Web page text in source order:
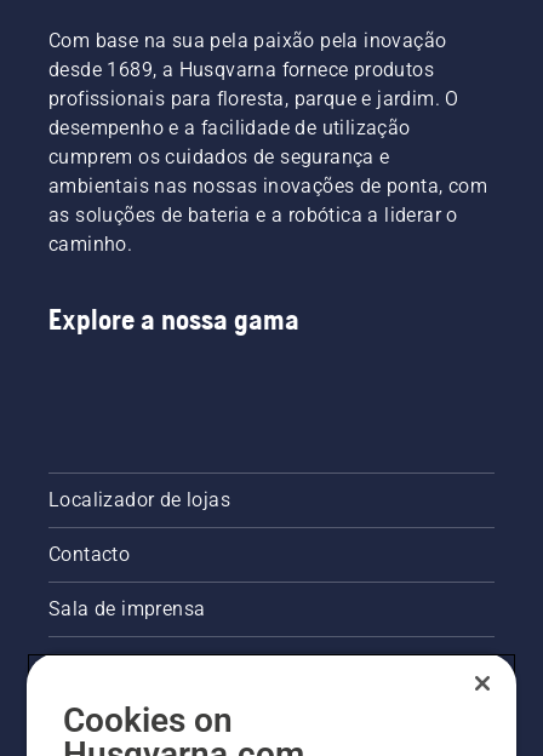
Com base na sua pela paixão pela inovação
desde 1689, a Husqvarna fornece produtos
profissionais para floresta, parque e jardim. O
desempenho e a facilidade de utilização
cumprem os cuidados de segurança e
ambientais nas nossas inovações de ponta, com
as soluções de bateria e a robótica a liderar o
caminho.
Explore a nossa gama
Localizador de lojas
Contacto
Sala de imprensa
Outros websites da Husqvarna
Cookies on